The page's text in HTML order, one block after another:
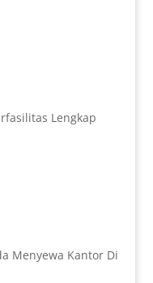
Lengkap
Menyewa Kantor Di